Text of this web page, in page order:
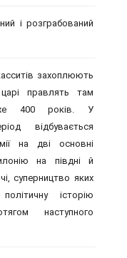
і розграбований
захоплюють
правлять там
400 років. У
відбувається
на дві основні
на півдні й
суперництво яких
історію
наступного